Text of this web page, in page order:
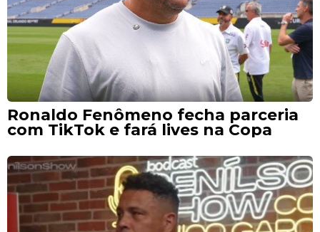
Ronaldo Fenômeno fecha parceria
com TikTok e fará lives na Copa